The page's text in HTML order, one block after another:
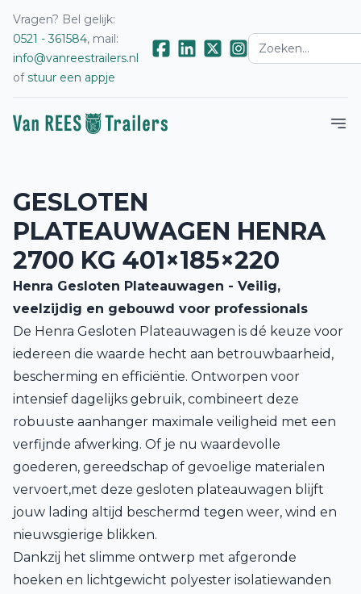
Vragen? Bel gelijk:
0521 - 361584, mail:
info@vanreestrailers.nl
ofstuur een appje
GESLOTEN
PLATEAUWAGEN HENRA
2700 KG 401×185×220
Henra Gesloten Plateauwagen - Veilig,
veelzijdig en gebouwd voor professionals
De Henra Gesloten Plateauwagen is dé keuze voor
iedereen die waarde hecht aan betrouwbaarheid,
bescherming en efficiëntie. Ontworpen voor
intensief dagelijks gebruik, combineert deze
robuuste aanhanger maximale veiligheid met een
verfijnde afwerking. Of je nu waardevolle
goederen, gereedschap of gevoelige materialen
vervoert,met deze gesloten plateauwagen blijft
jouw lading altijd beschermd tegen weer, wind en
nieuwsgierige blikken.
Dankzij het slimme ontwerp met afgeronde
hoeken en lichtgewicht polyester isolatiewanden